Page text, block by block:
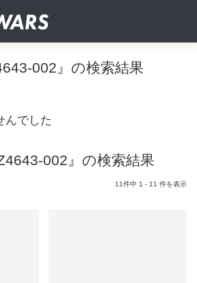
002』の検索結果
んでした
002』の検索結果
11件中 1 - 11 件を表示